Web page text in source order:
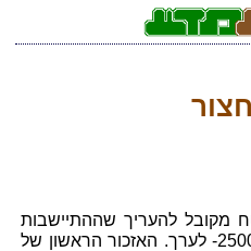
מקובל להעריך שההתיישבות
בחצור החלה בסביבות שנת 2500- לערך. האזכור הראשון של